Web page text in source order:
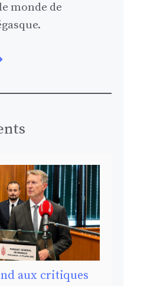
monde de
aux critiques